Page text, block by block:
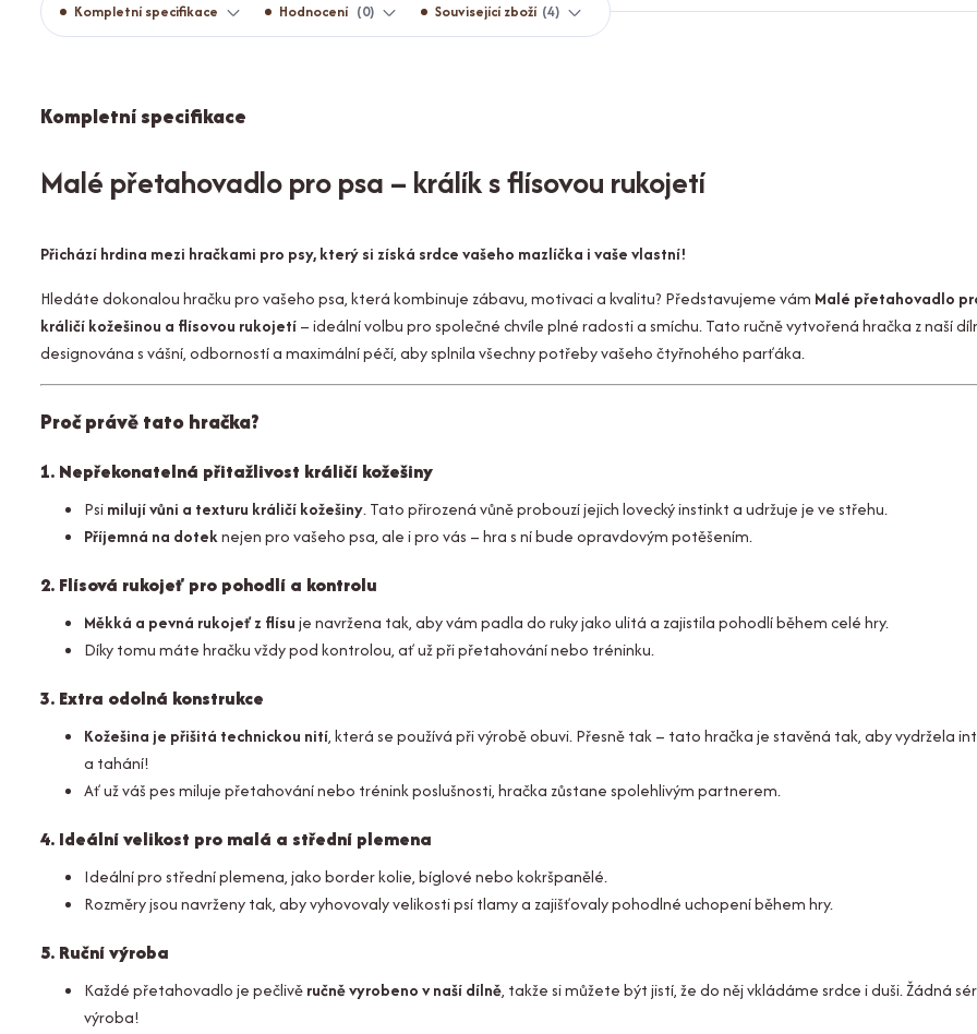
Kompletní specifikace Hodnocení 0 Související zboží 4
Kompletní specifikace
Malé přetahovadlo pro psa – králík s flísovou rukojetí
Přichází hrdina mezi hračkami pro psy, který si získá srdce vašeho mazlíčka i vaše vlastní!
Hledátedokonalouhračku pro vašeho psa, která kombinuje zábavu, motivaci a kvalitu? Představujeme vám Malé přetahovadlo
králičí kožešinou a flísovou rukojetí– ideální volbu pro společné chvíle plné radosti a smíchu. Tato ručně vytvořená hračka z naší
designována s vášní, odborností a maximální péčí, aby splnila všechny potřeby vašeho čtyřnohého parťáka.
Proč právě tato hračka?
1. Nepřekonatelná přitažlivost králičí kožešiny
Psimilují vůni a texturu králičí kožešiny. Tato přirozená vůně probouzí jejich lovecký instinkt a udržuje je ve střehu.
Příjemná na doteknejen pro vašeho psa, ale i pro vás – hra s ní bude opravdovým potěšením.
2. Flísová rukojeť pro pohodlí a kontrolu
Měkká a pevná rukojeť z flísuje navržena tak, aby vám padla do ruky jako ulitá a zajistila pohodlí během celé hry.
Díky tomu máte hračku vždy pod kontrolou, ať už při přetahování nebo tréninku.
3. Extra odolná konstrukce
Kožešina je přišitá technickou nití, která se používá při výrobě obuvi. Přesně tak – tato hračka je stavěná tak, aby vydržela
a tahání!
Ať už váš pes miluje přetahování nebo trénink poslušnosti, hračka zůstane spolehlivým partnerem.
4. Ideální velikost pro malá a střední plemena
Ideální pro střední plemena, jako border kolie, bíglové nebo kokršpanělé.
Rozměry jsou navrženy tak, aby vyhovovaly velikosti psí tlamy a zajišťovaly pohodlné uchopení během hry.
5. Ruční výroba
Každé přetahovadlo je pečlivěručně vyrobeno v naší dílně, takže si můžete být jistí, že do něj vkládáme srdce i duši. Žádná
výroba!